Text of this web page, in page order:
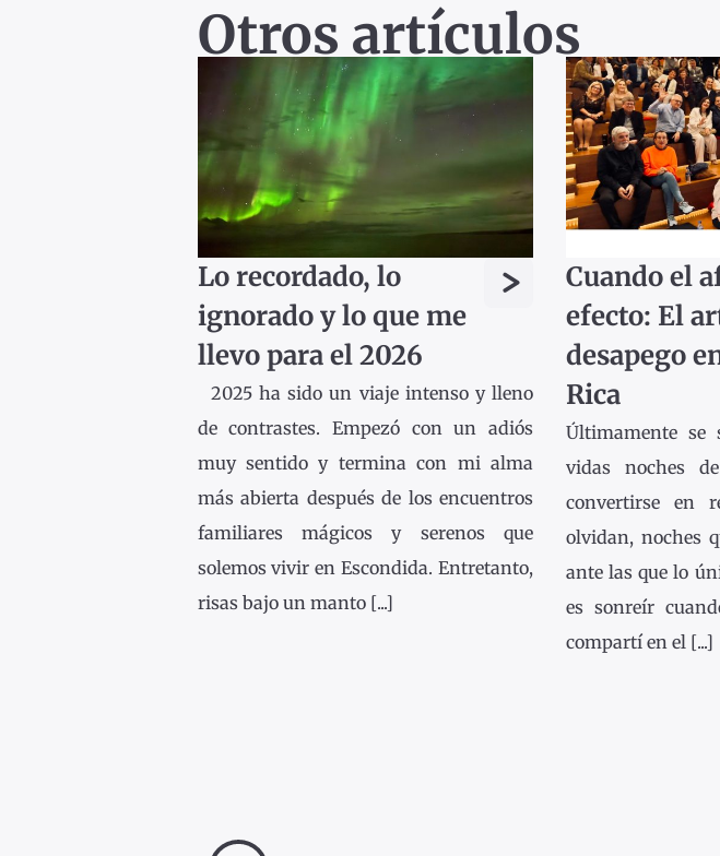
Otros artículos
Lo recordado, lo
ignorado y lo que me
llevo para el 2026
>
2025 ha sido un viaje intenso y lleno
de contrastes. Empezó con un adiós
muy sentido y termina con mi alma
más abierta después de los encuentros
familiares mágicos y serenos que
solemos vivir en Escondida. Entretanto,
risas bajo un manto [...]
Cuando el
efecto: El
desapego
Rica
Últimamente se
vidas noches
convertirse en
olvidan, noches
ante las que lo
es sonreír
compartí en el [...]